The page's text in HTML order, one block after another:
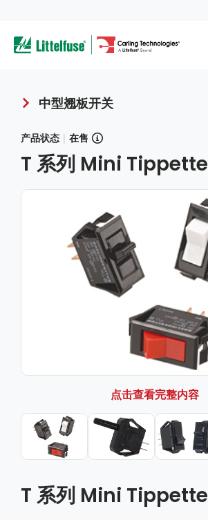
main
content
Breadcrumb
中型翘板开关
产品状态 | 在售
T 系列 Mini Tippette
点击查看完整内容
T 系列 Mini Tippette